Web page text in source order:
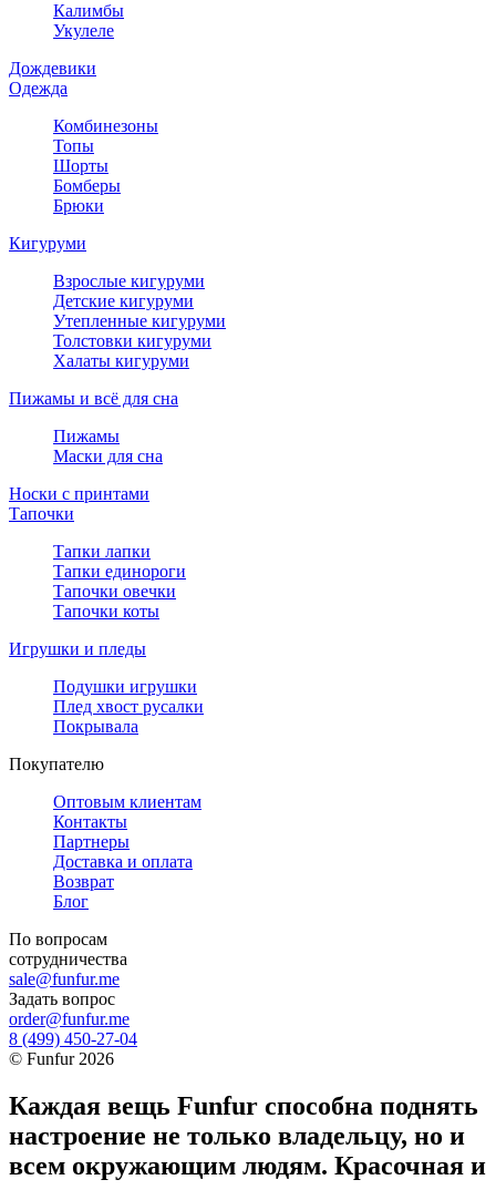
Калимбы
Укулеле
Дождевики
Одежда
Комбинезоны
Топы
Шорты
Бомберы
Брюки
Кигуруми
Взрослые кигуруми
Детские кигуруми
Утепленные кигуруми
Толстовки кигуруми
Халаты кигуруми
Пижамы и всё для сна
Пижамы
Маски для сна
Носки с принтами
Тапочки
Тапки лапки
Тапки единороги
Тапочки овечки
Тапочки коты
Игрушки и пледы
Подушки игрушки
Плед хвост русалки
Покрывала
Покупателю
Оптовым клиентам
Контакты
Партнеры
Доставка и оплата
Возврат
Блог
По вопросам
сотрудничества
sale@funfur.me
Задать вопрос
order@funfur.me
8 (499) 450-27-04
© Funfur 2026
Каждая вещь Funfur способна поднять
настроение не только владельцу, но и
всем окружающим людям. Красочная и